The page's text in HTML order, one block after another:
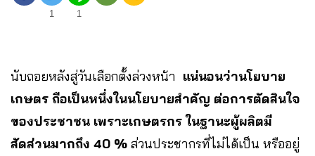
1 1
นับถอยหลังสู่วันเลือกตั้งล่วงหน้า แน่นอนว่านโยบาย
เกษตร ถือเป็นหนึ่งในนโยบายสำคัญ ต่อการตัดสินใจ
ของประชาชน เพราะเกษตรกร ในฐานะผู้ผลิตมี
สัดส่วนมากถึง 40 % ส่วนประชากรที่ไม่ได้เป็น หรืออยู่